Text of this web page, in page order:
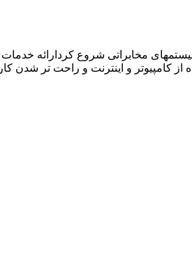
کار خود را در زمینه فروش ،اجرا و پشتیبانی سیستمهای مخابراتی
کامپیوتر و اینترنت و راحت تر شدن